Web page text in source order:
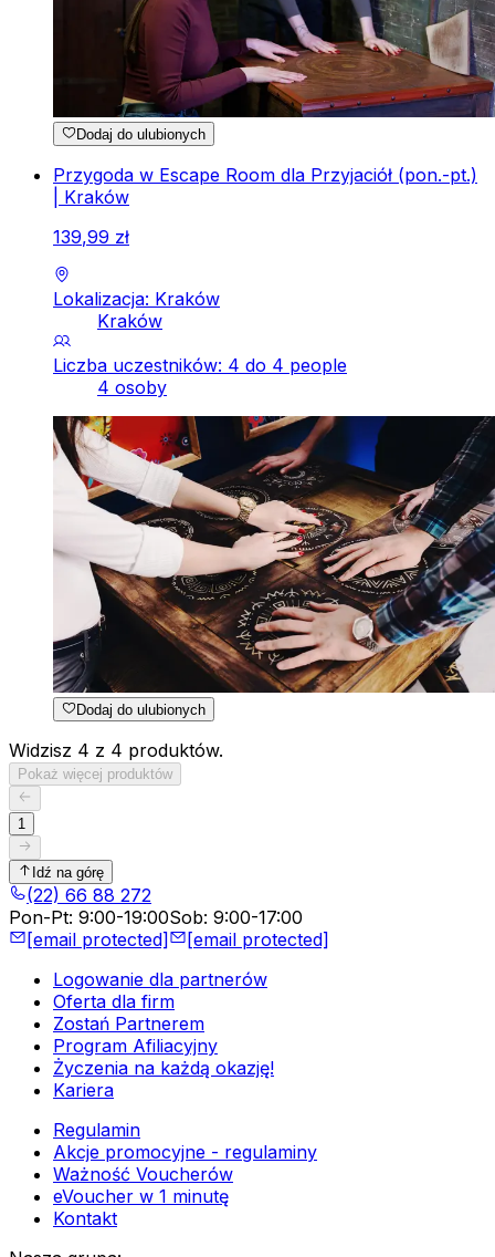
Dodaj do ulubionych
Przygoda w Escape Room dla Przyjaciół (pon.-pt.)
| Kraków
139,99 zł
Lokalizacja: Kraków
Kraków
Liczba uczestników: 4 do 4 people
4 osoby
Dodaj do ulubionych
Widzisz 4 z 4 produktów.
Pokaż więcej produktów
1
Idź na górę
(22) 66 88 272
Pon-Pt: 9:00-19:00Sob: 9:00-17:00
[email protected]
[email protected]
Logowanie dla partnerów
Oferta dla firm
Zostań Partnerem
Program Afiliacyjny
Życzenia na każdą okazję!
Kariera
Regulamin
Akcje promocyjne - regulaminy
Ważność Voucherów
eVoucher w 1 minutę
Kontakt